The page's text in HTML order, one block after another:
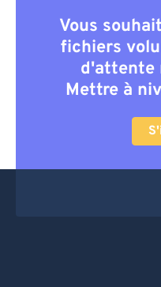
Vous
fichiers
d'attente
Mettre à